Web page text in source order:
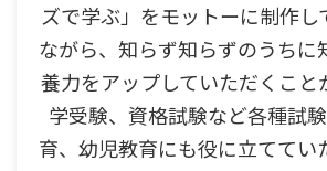
ズで学ぶ」をモットーに制作し
ながら、知らず知らずのうちに
養力をアップしていただくこと
学受験、資格試験など各種試
育、幼児教育にも役に立ててい